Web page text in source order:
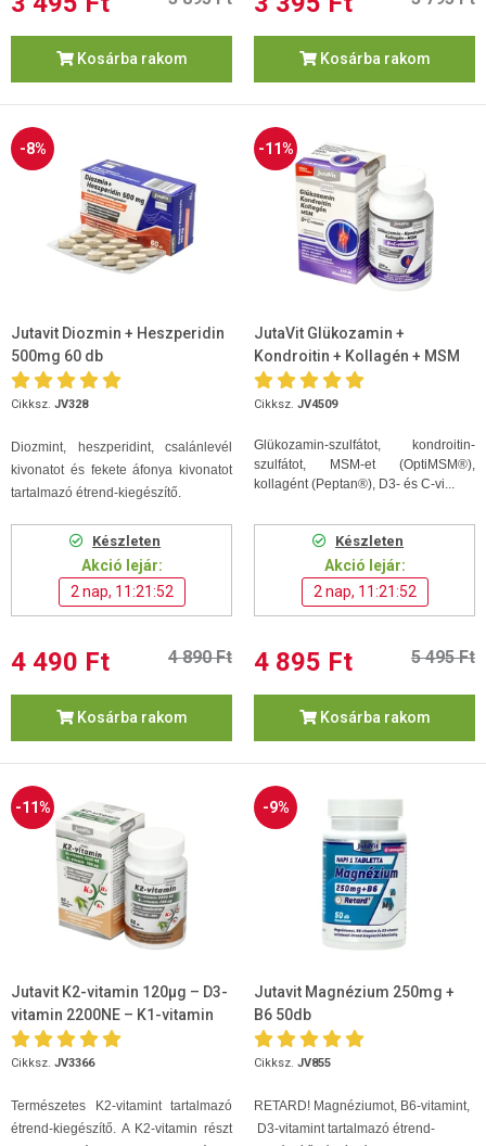
Kosárba rakom Kosárba rakom
-8%
Jutavit Diozmin + Heszperidin
500mg 60 db
Cikksz. JV328
Diozmint, heszperidint, csalánlevél
kivonatot és fekete áfonya kivonatot
tartalmazó étrend-kiegészítő.
Készleten
Akció lejár:
2 nap, 11:21:52
4 490 Ft 4 890 Ft
Kosárba rakom
-11%
JutaVit Glükozamin +
Kondroitin + Kollagén + MSM
D+C vitamin 120db tabletta
Cikksz. JV4509
Glükozamin-szulfátot, kondroitin-
szulfátot, MSM-et (OptiMSM®),
kollagént (Peptan®), D3- és C-vi...
Készleten
Akció lejár:
2 nap, 11:21:52
4 895 Ft 5 495 Ft
Kosárba rakom
-11%
Jutavit K2-vitamin 120µg – D3-
vitamin 2200NE – K1-vitamin
700µg 60 kapszula
Cikksz. JV3366
Természetes K2-vitamint tartalmazó
étrend-kiegészítő. A K2-vitamin részt
-9%
Jutavit Magnézium 250mg +
B6 50db
Cikksz. JV855
RETARD! Magnéziumot, B6-vitamint,
D3-vitamint tartalmazó étrend-